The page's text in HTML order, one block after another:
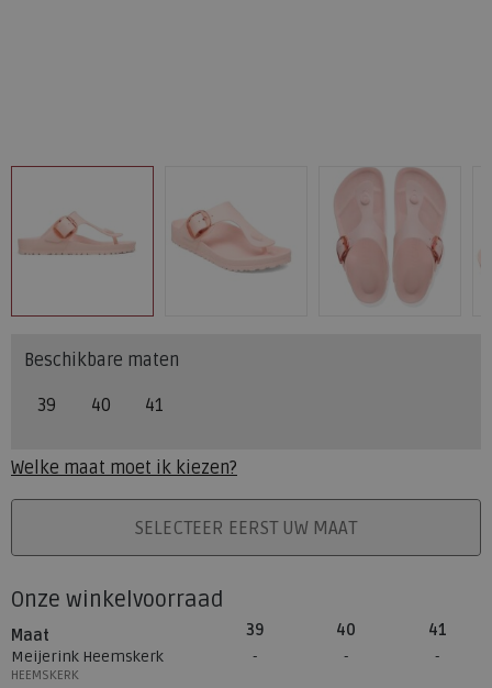
Beschikbare maten
39 40 41
Welke maat moet ik kiezen?
PLAATS IN WINKELMANDSELECTEER EERST UW MAAT
Onze winkelvoorraad
Maat 39 40
41
Meijerink Heemskerk
HEEMSKERK